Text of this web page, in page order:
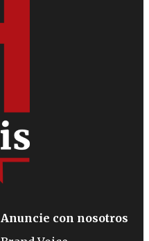
Anuncie con nosotros